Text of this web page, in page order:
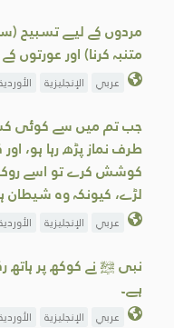
مردوں کے لیے تسبیح
متنبہ کرنا) اور عورتوں
عربي الإنجليزية
جب تم میں سے کوئی
طرف نماز پڑھ رہا ہو،
کوشش کرے تو اسے روک
لڑے، کیونکہ وہ شیطان
عربي الإنجليزية
نبی ﷺ نے کوکھ پر ہاتھ
ہے۔
عربي الإنجليزية